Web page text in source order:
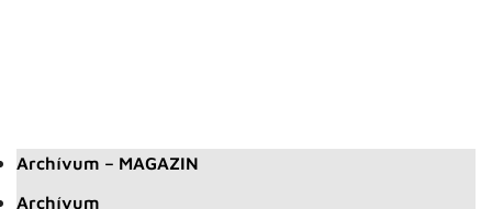
Archívum – MAGAZIN
Archívum